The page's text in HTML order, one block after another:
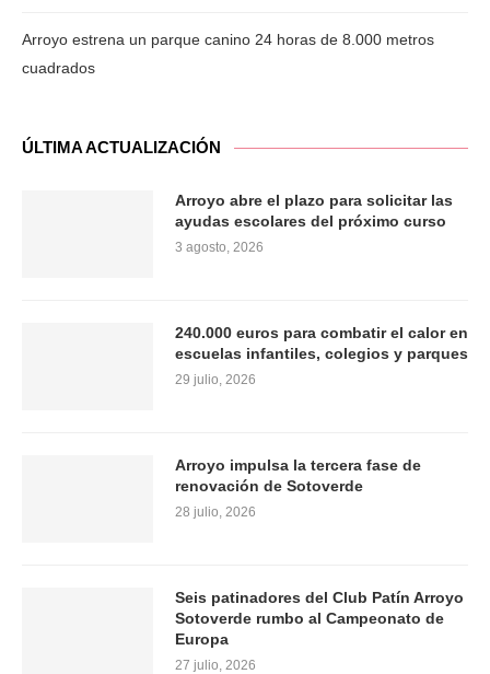
Arroyo estrena un parque canino 24 horas de 8.000 metros
cuadrados
ÚLTIMA ACTUALIZACIÓN
Arroyo abre el plazo para solicitar las
ayudas escolares del próximo curso
3 agosto, 2026
240.000 euros para combatir el calor en
escuelas infantiles, colegios y parques
29 julio, 2026
Arroyo impulsa la tercera fase de
renovación de Sotoverde
28 julio, 2026
Seis patinadores del Club Patín Arroyo
Sotoverde rumbo al Campeonato de
Europa
27 julio, 2026